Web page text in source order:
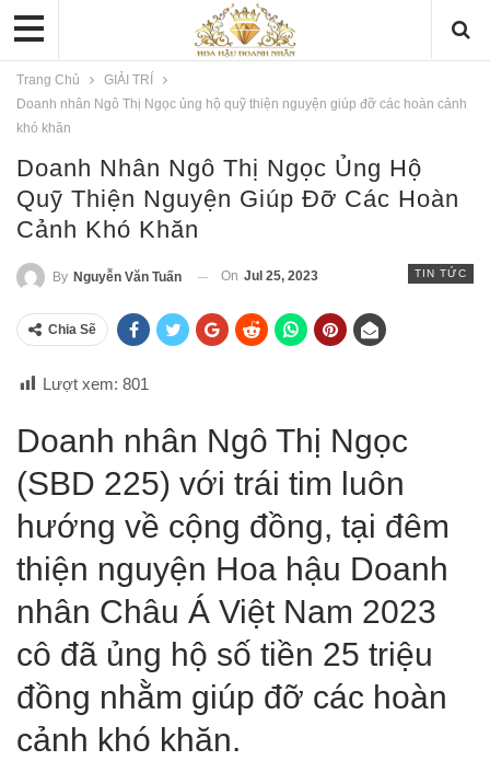
Trang Chủ
GIẢI TRÍ
Doanh nhân Ngô Thị Ngọc ủng hộ quỹ thiện nguyện giúp đỡ các hoàn cảnh
khó khăn
Doanh Nhân Ngô Thị Ngọc Ủng Hộ
Quỹ Thiện Nguyện Giúp Đỡ Các Hoàn
Cảnh Khó Khăn
TIN TỨC
By Nguyễn Văn Tuấn On Jul 25, 2023
Chia Sẽ
Lượt xem: 801
Doanh nhân Ngô Thị Ngọc
(SBD 225) với trái tim luôn
hướng về cộng đồng, tại đêm
thiện nguyện Hoa hậu Doanh
nhân Châu Á Việt Nam 2023
cô đã ủng hộ số tiền 25 triệu
đồng nhằm giúp đỡ các hoàn
cảnh khó khăn.